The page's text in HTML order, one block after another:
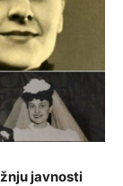
javnosti